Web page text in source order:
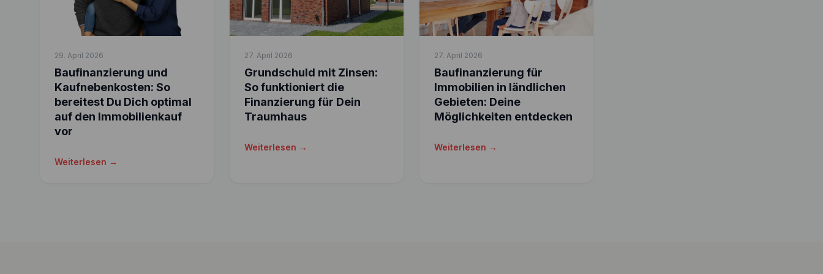
29. April 2026
Baufinanzierung und
Kaufnebenkosten: So
bereitest Du Dich optimal
auf den Immobilienkauf
vor
Weiterlesen →
27. April 2026
Grundschuld mit Zinsen:
So funktioniert die
Finanzierung für Dein
Traumhaus
Weiterlesen →
27. April 2026
Baufinanzierung für
Immobilien in ländlichen
Gebieten: Deine
Möglichkeiten entdecken
Weiterlesen →